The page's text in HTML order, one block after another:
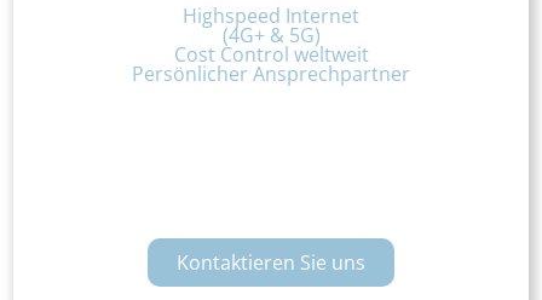
Highspeed Internet
(4G+ & 5G)
Cost Control weltweit
Persönlicher Ansprechpartner
Kontaktieren Sie uns